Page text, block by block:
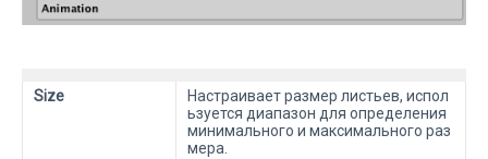
Size
Настраивает размер листьев, испол
ьзуется диапазон для определения
минимального и максимального раз
мера.